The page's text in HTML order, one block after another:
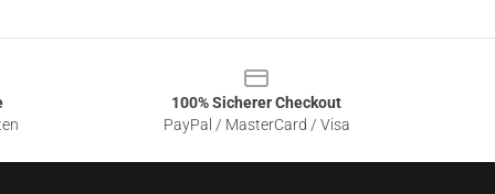
100% Sicherer Checkout
PayPal / MasterCard / Visa